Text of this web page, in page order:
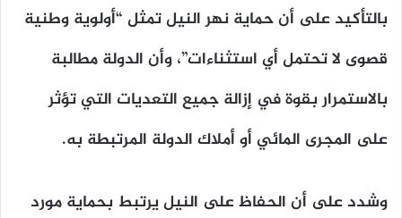
بالتأكيد على أن حماية نهر النيل تمثل “أولوية وطنية
قصوى لا تحتمل أي استثناءات”، وأن الدولة مطالبة
بالاستمرار بقوة في إزالة جميع التعديات التي تؤثر
على المجرى المائي أو أملاك الدولة المرتبطة به.
وشدد على أن الحفاظ على النيل يرتبط بحماية مورد